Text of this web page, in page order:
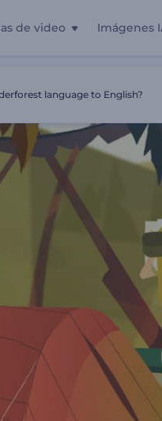
de video Imágenes
language to English?